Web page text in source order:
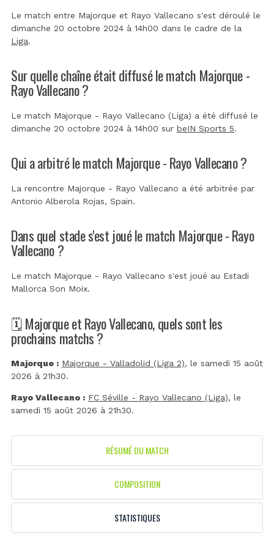
Le match entre Majorque et Rayo Vallecano s'est déroulé le
dimanche 20 octobre 2024 à 14h00 dans le cadre de la
Liga.
Sur quelle chaîne était diffusé le match Majorque -
Rayo Vallecano ?
Le match Majorque - Rayo Vallecano (Liga) a été diffusé le
dimanche 20 octobre 2024 à 14h00 sur beIN Sports 5.
Qui a arbitré le match Majorque - Rayo Vallecano ?
La rencontre Majorque - Rayo Vallecano a été arbitrée par
Antonio Alberola Rojas, Spain.
Dans quel stade s'est joué le match Majorque - Rayo
Vallecano ?
Le match Majorque - Rayo Vallecano s'est joué au Estadi
Mallorca Son Moix.
🗓️ Majorque et Rayo Vallecano, quels sont les
prochains matchs ?
Majorque : Majorque - Valladolid (Liga 2), le samedi 15 août
2026 à 21h30.
Rayo Vallecano : FC Séville - Rayo Vallecano (Liga), le
samedi 15 août 2026 à 21h30.
RÉSUMÉ DU MATCH
COMPOSITION
STATISTIQUES